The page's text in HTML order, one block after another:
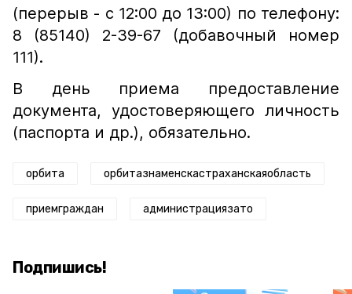
(перерыв - с 12:00 до 13:00) по телефону:
8 (85140) 2-39-67 (добавочный номер
111).
В день приема предоставление
документа, удостоверяющего личность
(паспорта и др.), обязательно.
орбита орбитазнаменскастраханскаяобласть
приемграждан администрациязато
Подпишись!